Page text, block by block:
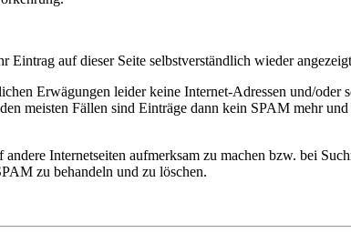
auf dieser Seite selbstverständlich wieder
Erwägungen leider keine Internet-Adressen und/
meisten Fällen sind Einträge dann kein SPAM mehr
Internetseiten aufmerksam zu machen bzw. bei
zu behandeln und zu löschen.